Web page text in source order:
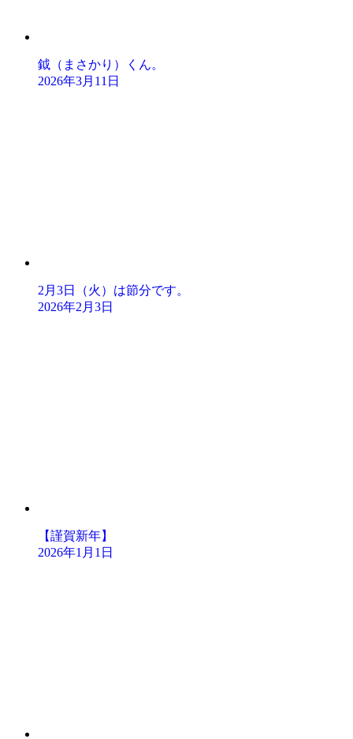
鉞（まさかり）くん。
2026年3月11日
2月3日（火）は節分です。
2026年2月3日
【謹賀新年】
2026年1月1日